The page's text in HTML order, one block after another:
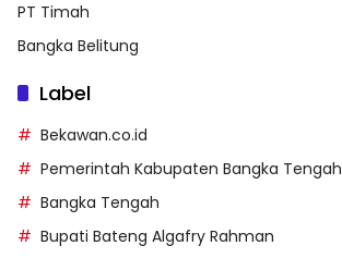
PT Timah
Bangka Belitung
Label
Bekawan.co.id
Pemerintah Kabupaten Bangka Tengah
Bangka Tengah
Bupati Bateng Algafry Rahman